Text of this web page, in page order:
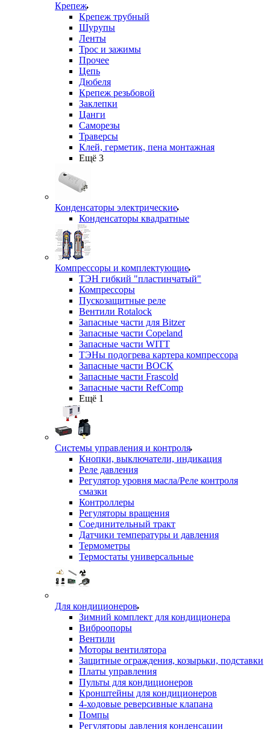
Крепеж
Крепеж трубный
Шурупы
Ленты
Трос и зажимы
Прочее
Цепь
Дюбеля
Крепеж резьбовой
Заклепки
Цанги
Саморезы
Траверсы
Клей, герметик, пена монтажная
Ещё 3
Конденсаторы электрические
Конденсаторы квадратные
Компрессоры и комплектующие
ТЭН гибкий "пластинчатый"
Компрессоры
Пускозащитные реле
Вентили Rotalock
Запасные части для Bitzer
Запасные части Copeland
Запасные части WITT
ТЭНы подогрева картера компрессора
Запасные части BOCK
Запасные части Frascold
Запасные части RefComp
Ещё 1
Системы управления и контроля
Кнопки, выключатели, индикация
Реле давления
Регулятор уровня масла/Реле контроля
смазки
Контроллеры
Регуляторы вращения
Соединительный тракт
Датчики температуры и давления
Термометры
Термостаты универсальные
Для кондиционеров
Зимний комплект для кондиционера
Виброопоры
Вентили
Моторы вентилятора
Защитные ограждения, козырьки, подставки
Платы управления
Пульты для кондиционеров
Кронштейны для кондиционеров
4-ходовые реверсивные клапана
Помпы
Регуляторы давления конденсации